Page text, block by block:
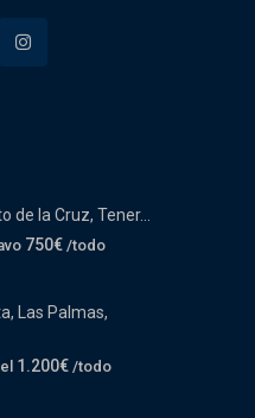
de la Cruz, Tener...
750€ /todo
Las Palmas,
1.200€ /todo